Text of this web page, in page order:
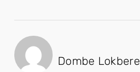
Dombe Lokbere